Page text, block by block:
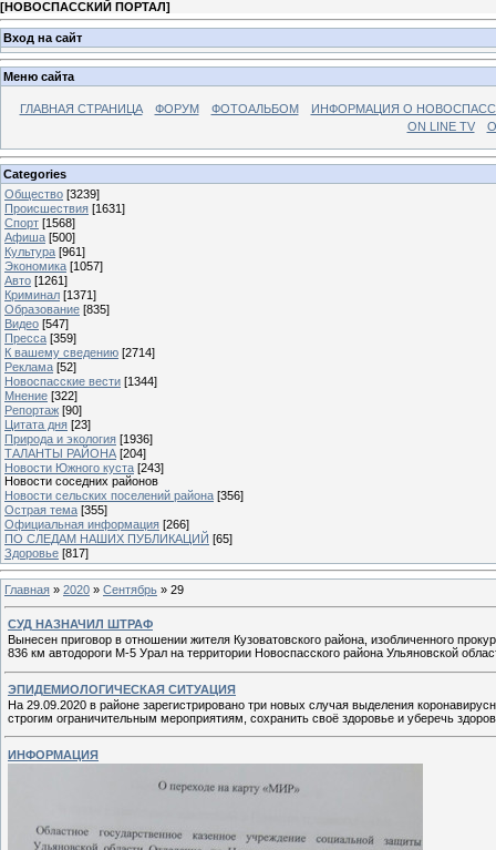
[НОВОСПАССКИЙ ПОРТАЛ]
Вход на сайт
Меню сайта
ГЛАВНАЯ СТРАНИЦА ФОРУМ ФОТОАЛЬБОМ
ИНФОРМАЦИЯ О
ON LINE TV
Categories
Общество [3239]
Происшествия [1631]
Спорт [1568]
Афиша [500]
Культура [961]
Экономика [1057]
Авто [1261]
Криминал [1371]
Образование [835]
Видео [547]
Пресса [359]
К вашему сведению [2714]
Реклама [52]
Новоспасские вести [1344]
Мнение [322]
Репортаж [90]
Цитата дня [23]
Природа и экология [1936]
ТАЛАНТЫ РАЙОНА [204]
Новости Южного куста [243]
Новости соседних районов
Новости сельских поселений района [356]
Острая тема [355]
Официальная информация [266]
ПО СЛЕДАМ НАШИХ ПУБЛИКАЦИЙ [65]
Здоровье [817]
Главная » 2020 » Сентябрь » 29
СУД НАЗНАЧИЛ ШТРАФ
Вынесен приговор в отношении жителя Кузоватовского района, изобличенного
836 км автодороги М-5 Урал на территории Новоспасского района Ульяновской
ЭПИДЕМИОЛОГИЧЕСКАЯ СИТУАЦИЯ
На 29.09.2020 в районе зарегистрировано три новых случая выделения
строгим ограничительным мероприятиям, сохранить своё здоровье и уберечь
ИНФОРМАЦИЯ